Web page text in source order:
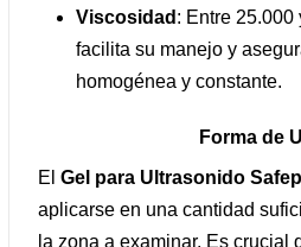
Viscosidad : Entre 25.000
facilita su manejo y
homogénea y constante.
Forma de
El Gel para Ultrasonido
aplicarse en una cantidad
la zona a examinar. Es crucial